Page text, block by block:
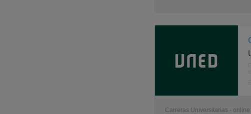
Carreras Universitarias - online